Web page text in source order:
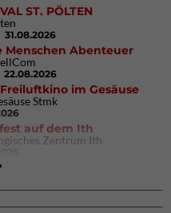
ST. PÖLTEN
31.08.2026
Menschen Abenteuer
22.08.2026
im Gesäuse
Stmk
auf dem Ith
Zentrum Ith
2026
Süd (Thalkirchen)